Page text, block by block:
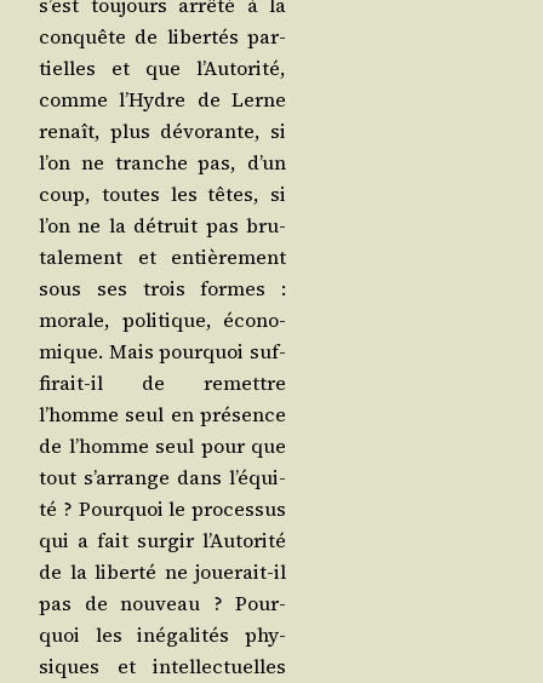
conquête de liber­tés par­
tielles et que l’Au­to­ri­té,
comme l’Hydre de Lerne
renaît, plus dévo­rante, si
l’on ne tranche pas, d’un
coup, toutes les têtes, si
l’on ne la détruit pas bru­
ta­le­ment et entiè­re­ment
sous ses trois formes :
morale, poli­tique, éco­no­
mique. Mais pour­quoi suf­
fi­rait-il de remettre
l’homme seul en pré­sence
de l’homme seul pour que
tout s’ar­range dans l’é­qui­
té ? Pour­quoi le pro­ces­sus
qui a fait sur­gir l’Au­to­ri­té
de la liber­té ne joue­rait-il
pas de nou­veau ? Pour­
quoi les inéga­li­tés phy­
siques et intel­lec­tuelles